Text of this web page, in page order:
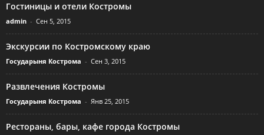
Гостиницы и отели Костромы
admin - Сен 5, 2015
Экскурсии по Костромскому краю
Государыня Кострома - Сен 3, 2015
Развлечения Костромы
Государыня Кострома - Янв 25, 2015
Рестораны, бары, кафе города Костромы